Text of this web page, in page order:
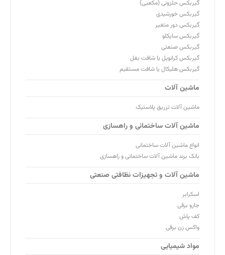
گیربکس حلزونی (مکعبی)
گیربکس خورشیدی
گیربکس دور متغیر
گیربکس سایکلو
گیربکس صنعتی
گیربکس کرانویل یا شافت بغل
گیربکس هلیکال یا شافت مستقیم
ماشین آلات
ماشین آلات تزریق پلاستیک
ماشین آلات ساختمانی و راهسازی
انواع ماشین آلات ساختمانی
بانک برند ماشین آلات ساختمانی و راهسازی
ماشین آلات و تجهیزات نظافتی صنعتی
اسکرابر
جارو برقی
کف پاش
واکس زن برقی
مواد شیمیایی